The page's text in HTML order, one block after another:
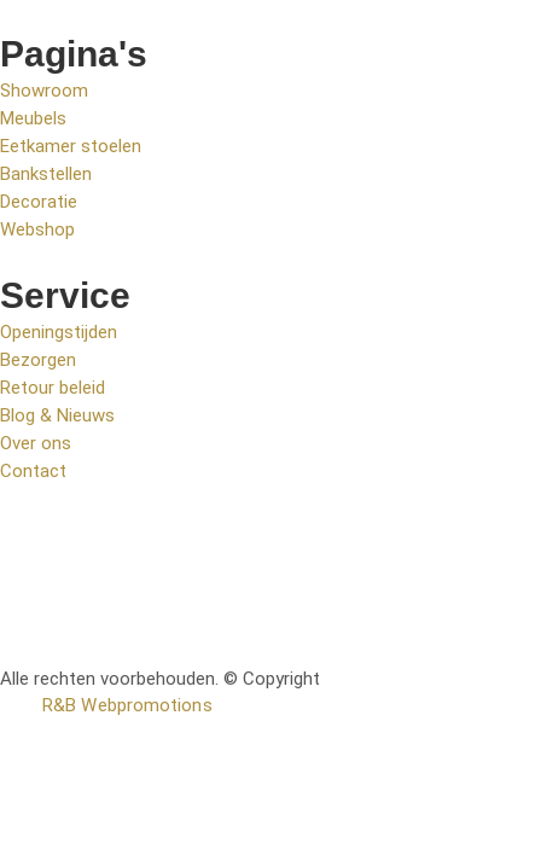
Pagina's
Showroom
Meubels
Eetkamer stoelen
Bankstellen
Decoratie
Webshop
Service
Openingstijden
Bezorgen
Retour beleid
Blog & Nieuws
Over ons
Contact
Alle rechten voorbehouden. © Copyright
R&B Webpromotions